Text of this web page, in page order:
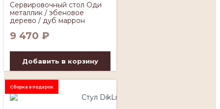
Сервировочный стол Оди
металлик / эбеновое
дерево / дуб маррон
9 470 ₽
Добавить в корзину
Сборка в подарок